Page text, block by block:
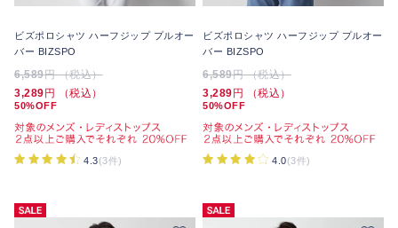
ビズポロシャツ ハーフジップ プルオー
バー BIZSPO
6,589円 （税込）
3,289円 （税込）
50%OFF
4.3(3件)
ビズポロシャツ ハーフジップ プルオー
バー BIZSPO
6,589円 （税込）
3,289円 （税込）
50%OFF
4.0(3件)